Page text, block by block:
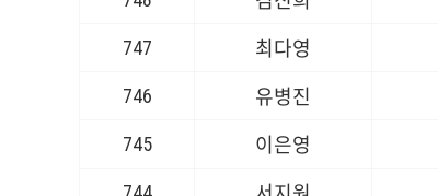
747 최다영
746 유병진
745 이은영